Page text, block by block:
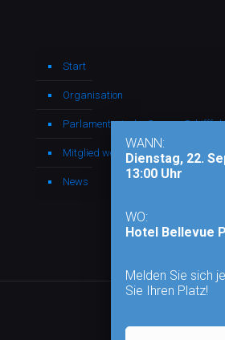
Start
Organisation
Parlamentarische Gruppe
Mitglied werden
News
WANN:
Dienstag, 22.
13:00 Uhr
WO:
Hotel Bellevue
Melden Sie sich
Sie Ihren Platz!